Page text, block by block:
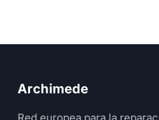
Archimede